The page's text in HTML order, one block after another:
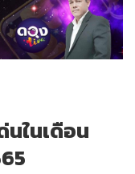
นในเดือน